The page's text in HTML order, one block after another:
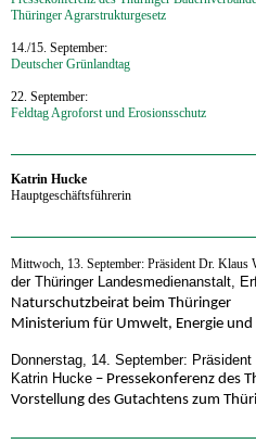
Thüringer Agrarstrukturgesetz
14./15. September:
Deutscher Grünlandtag
22. September:
Feldtag Agroforst und Erosionsschutz
‍Katrin Hucke
Hauptgeschäftsführerin
Mittwoch, 13. September: Präsident Dr. Klaus
der Thüringer Landesmedienanstalt,
Naturschutzbeirat beim Thüringer
Ministerium für Umwelt, Energie
Donnerstag, 14. September:
Katrin Hucke – Pressekonferenz des
Vorstellung des Gutachtens zum